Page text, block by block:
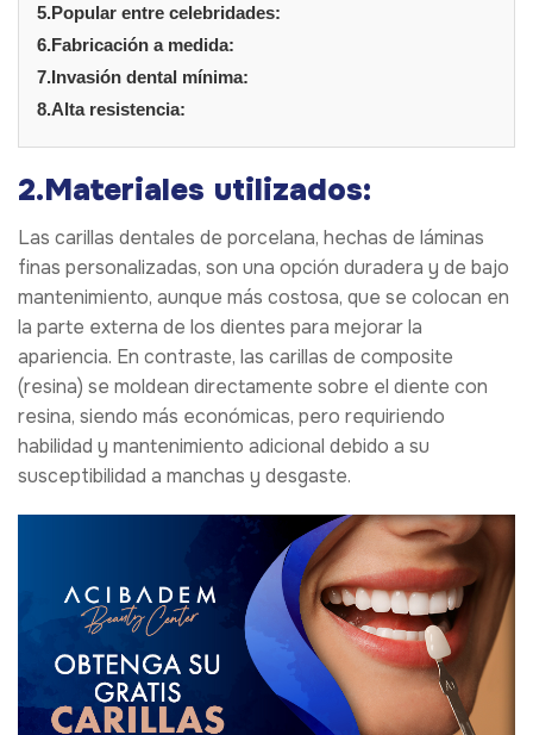
5.Popular entre celebridades:
6.Fabricación a medida:
7.Invasión dental mínima:
8.Alta resistencia:
2.Materiales utilizados:
Las carillas dentales de porcelana, hechas de láminas
finas personalizadas, son una opción duradera y de bajo
mantenimiento, aunque más costosa, que se colocan en
la parte externa de los dientes para mejorar la
apariencia. En contraste, las carillas de composite
(resina) se moldean directamente sobre el diente con
resina, siendo más económicas, pero requiriendo
habilidad y mantenimiento adicional debido a su
susceptibilidad a manchas y desgaste.